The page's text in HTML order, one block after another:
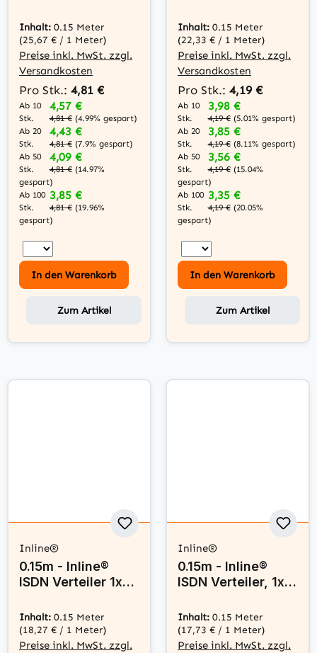
3,5mm Stecker an
2x3,5mm Buchse,
schwarz
Inhalt: 0.15 Meter
(25,67 € / 1 Meter)
Preise inkl. MwSt. zzgl.
Versandkosten
Pro Stk.: 4,81 €
Ab 10
Stk.
4,57 €
4,81 € (4.99% gespart)
Ab 20
Stk.
4,43 €
4,81 € (7.9% gespart)
Ab 50
Stk.
4,09 €
4,81 € (14.97%
gespart)
Ab 100
Stk.
3,85 €
4,81 € (19.96%
gespart)
In den Warenkorb
Zum Artikel
3,5mm Stecker an
2x3,5mm Buchse,
weiß
Inhalt: 0.15 Meter
(22,33 € / 1 Meter)
Preise inkl. MwSt. zzgl.
Versandkosten
Pro Stk.: 4,19 €
Ab 10
Stk.
3,98 €
4,19 € (5.01% gespart)
Ab 20
Stk.
3,85 €
4,19 € (8.11% gespart)
Ab 50
Stk.
3,56 €
4,19 € (15.04%
gespart)
Ab 100
Stk.
3,35 €
4,19 € (20.05%
gespart)
In den Warenkorb
Zum Artikel
Inline®
0.15m - Inline®
ISDN Verteiler 1x
BU, (8P4C), o.
Endwiederstände
Inhalt: 0.15 Meter
(18,27 € / 1 Meter)
Preise inkl. MwSt. zzgl.
Inline®
0.15m - Inline®
ISDN Verteiler, 1x
BU, (8P8C) o.
Endwiederstände
Inhalt: 0.15 Meter
(17,73 € / 1 Meter)
Preise inkl. MwSt. zzgl.